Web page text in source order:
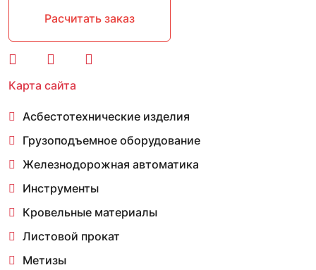
Расчитать заказ
Карта сайта
Асбестотехнические изделия
Грузоподъемное оборудование
Железнодорожная автоматика
Инструменты
Кровельные материалы
Листовой прокат
Метизы